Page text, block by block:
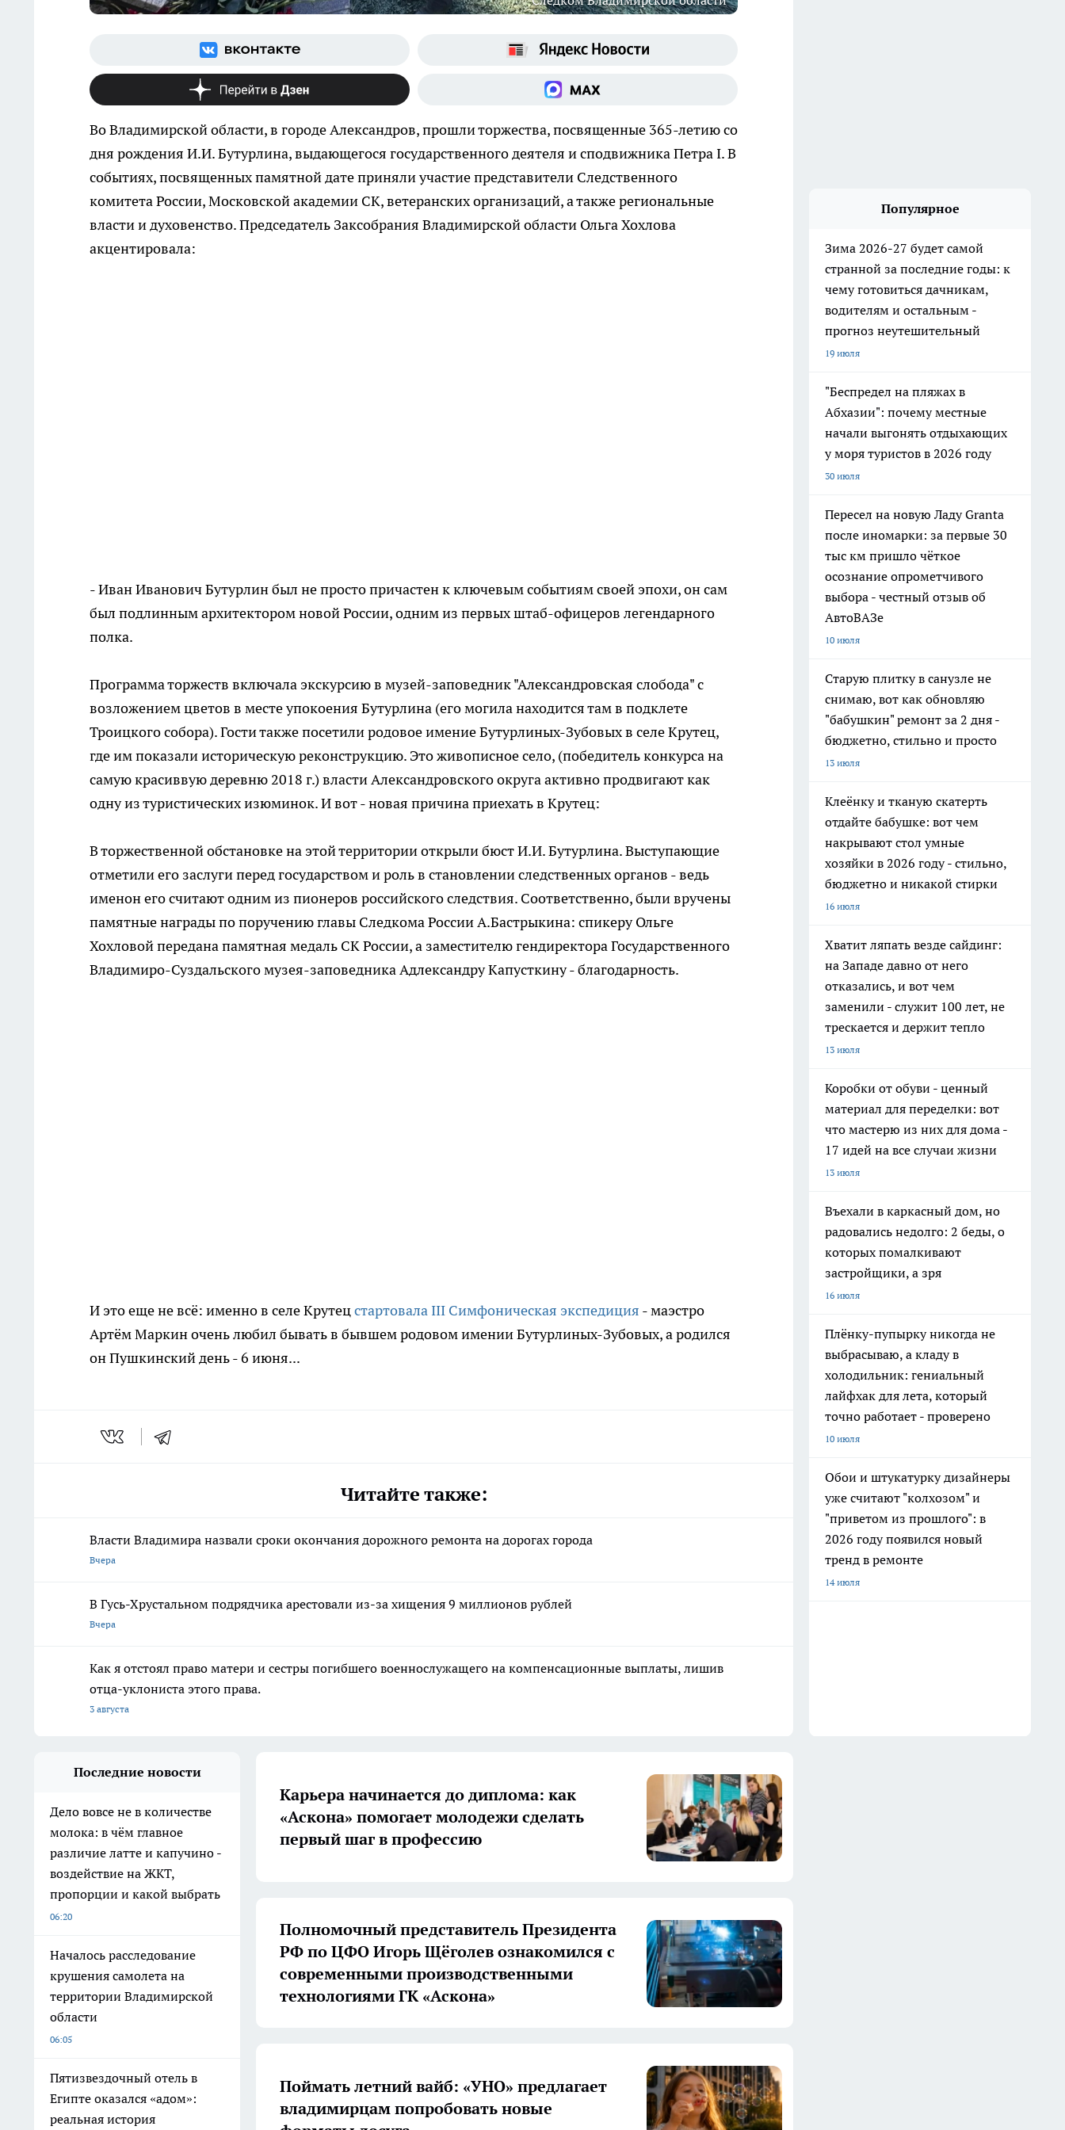
Во Владимирской области, в городе Александров, прошли торжества, посвященные 365-летию со
дня рождения И.И. Бутурлина, выдающегося государственного деятеля и сподвижника Петра I. В
событиях, посвященных памятной дате приняли участие представители Следственного
комитета России, Московской академии СК, ветеранских организаций, а также региональные
власти и духовенство. Председатель Заксобрания Владимирской области Ольга Хохлова
акцентировала:
- Иван Иванович Бутурлин был не просто причастен к ключевым событиям своей эпохи, он сам
был подлинным архитектором новой России, одним из первых штаб-офицеров легендарного
полка.
Программа торжеств включала экскурсию в музей-заповедник "Александровская слобода" с
возложением цветов в месте упокоения Бутурлина (его могила находится там в подклете
Троицкого собора). Гости также посетили родовое имение Бутурлиных-Зубовых в селе Крутец,
где им показали историческую реконструкцию. Это живописное село, (победитель конкурса на
самую красиввую деревню 2018 г.) власти Александровского округа активно продвигают как
одну из туристических изюминок. И вот - новая причина приехать в Крутец:
В торжественной обстановке на этой территории открыли бюст И.И. Бутурлина. Выступающие
отметили его заслуги перед государством и роль в становлении следственных органов - ведь
именон его считают одним из пионеров российского следствия. Соответственно, были вручены
памятные награды по поручению главы Следкома России А.Бастрыкина: спикеру Ольге
Хохловой передана памятная медаль СК России, а заместителю гендиректора Государственного
Владимиро-Суздальского музея-заповедника Адлександру Капусткину - благодарность.
И это еще не всё: именно в селе Крутецстартовала III Симфоническая экспедиция - маэстро
Артём Маркин очень любил бывать в бывшем родовом имении Бутурлиных-Зубовых, а родился
он Пушкинский день - 6 июня...
Читайте также:
Власти Владимира назвали сроки окончания дорожного ремонта на дорогах города
Вчера
В Гусь-Хрустальном подрядчика арестовали из-за хищения 9 миллионов рублей
Вчера
Как я отстоял право матери и сестры погибшего военнослужащего на компенсационные выплаты, лишив
отца-уклониста этого права.
3 августа
Популярное
Зима 2026-27 будет самой
странной за последние годы: к
чему готовиться дачникам,
водителям и остальным -
прогноз неутешительный
19 июля
"Беспредел на пляжах в
Абхазии": почему местные
начали выгонять отдыхающих
у моря туристов в 2026 году
30 июля
Пересел на новую Ладу Granta
после иномарки: за первые 30
тыс км пришло чёткое
осознание опрометчивого
выбора - честный отзыв об
АвтоВАЗе
10 июля
Старую плитку в санузле не
снимаю, вот как обновляю
"бабушкин" ремонт за 2 дня -
бюджетно, стильно и просто
13 июля
Клеёнку и тканую скатерть
отдайте бабушке: вот чем
накрывают стол умные
хозяйки в 2026 году - стильно,
бюджетно и никакой стирки
16 июля
Хватит ляпать везде сайдинг:
на Западе давно от него
отказались, и вот чем
заменили - служит 100 лет, не
трескается и держит тепло
13 июля
Коробки от обуви - ценный
материал для переделки: вот
что мастерю из них для дома -
17 идей на все случаи жизни
13 июля
Въехали в каркасный дом, но
радовались недолго: 2 беды, о
которых помалкивают
застройщики, а зря
16 июля
Плёнку-пупырку никогда не
выбрасываю, а кладу в
холодильник: гениальный
лайфхак для лета, который
точно работает - проверено
10 июля
Обои и штукатурку дизайнеры
уже считают "колхозом" и
"приветом из прошлого": в
2026 году появился новый
тренд в ремонте
14 июля
Последние новости
Дело вовсе не в количестве
молока: в чём главное
различие латте и капучино -
воздействие на ЖКТ,
пропорции и какой выбрать
06:20
Началось расследование
крушения самолета на
территории Владимирской
области
06:05
Пятизвездочный отель в
Египте оказался «адом»:
реальная история
Карьера начинается до диплома: как
«Аскона» помогает молодежи сделать
первый шаг в профессию
Полномочный представитель Президента
РФ по ЦФО Игорь Щёголев ознакомился с
современными производственными
технологиями ГК «Аскона»
Поймать летний вайб: «УНО» предлагает
владимирцам попробовать новые